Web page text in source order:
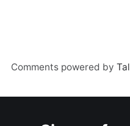
Comments powered by